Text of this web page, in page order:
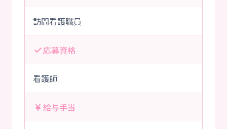
訪問看護職員
応募資格
看護師
給与手当